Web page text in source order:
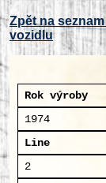
Zpět na seznam
vozidlu
Rok výroby
1974
Line
2